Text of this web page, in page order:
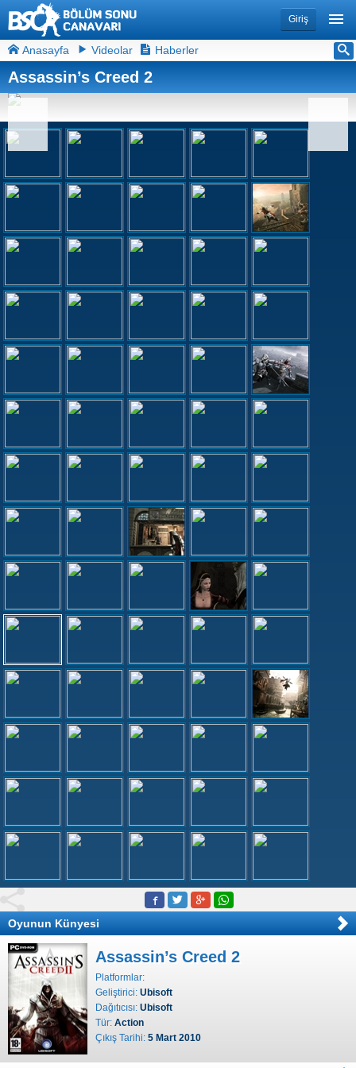
Giriş
Anasayfa Videolar Haberler
Assassin’s Creed 2
Oyunun Künyesi
Assassin’s Creed 2
Platformlar:
Geliştirici: Ubisoft
Dağıtıcısı: Ubisoft
Tür: Action
Çıkış Tarihi: 5 Mart 2010